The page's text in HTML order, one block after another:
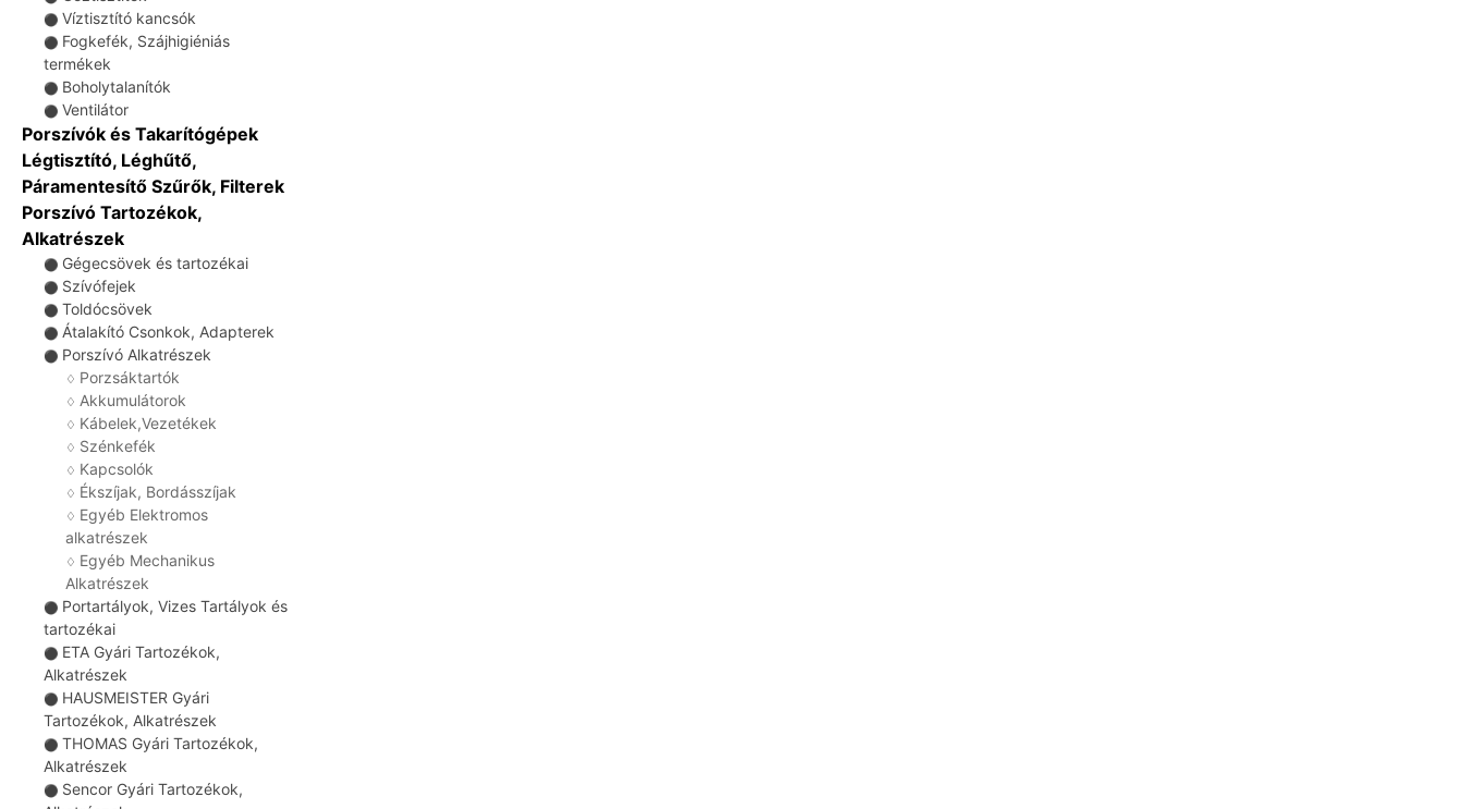
⚫ Víztisztító kancsók
⚫ Fogkefék, Szájhigiéniás
termékek
⚫ Boholytalanítók
⚫ Ventilátor
Porszívók és Takarítógépek
Légtisztító, Léghűtő,
Páramentesítő Szűrők, Filterek
Porszívó Tartozékok,
Alkatrészek
⚫ Gégecsövek és tartozékai
⚫ Szívófejek
⚫ Toldócsövek
⚫ Átalakító Csonkok, Adapterek
⚫ Porszívó Alkatrészek
♢ Porzsáktartók
♢ Akkumulátorok
♢ Kábelek,Vezetékek
♢ Szénkefék
♢ Kapcsolók
♢ Ékszíjak, Bordásszíjak
♢ Egyéb Elektromos
alkatrészek
♢ Egyéb Mechanikus
Alkatrészek
⚫ Portartályok, Vizes Tartályok és
tartozékai
⚫ ETA Gyári Tartozékok,
Alkatrészek
⚫ HAUSMEISTER Gyári
Tartozékok, Alkatrészek
⚫ THOMAS Gyári Tartozékok,
Alkatrészek
⚫ Sencor Gyári Tartozékok,